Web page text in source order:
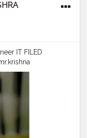
IT FILED